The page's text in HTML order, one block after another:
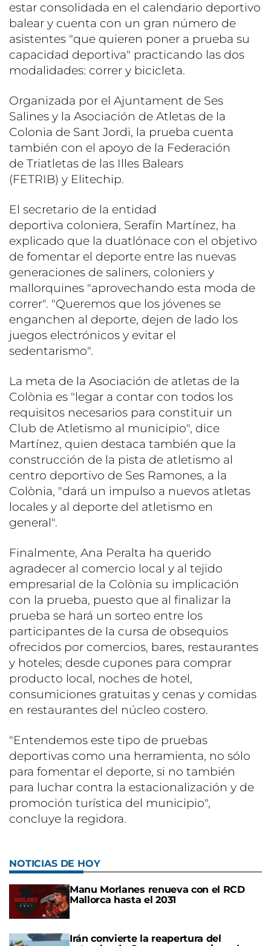
estar consolidada en el calendario deportivo
balear y cuenta con un gran número de
asistentes "que quieren poner a prueba su
capacidad deportiva" practicando las dos
modalidades: correr y bicicleta.
Organizada por el Ajuntament de Ses
Salines y la Asociación de Atletas de la
Colonia de Sant Jordi, la prueba cuenta
también con el apoyo de la Federación
de Triatletas de las Illes Balears
(FETRIB) y Elitechip.
El secretario de la entidad
deportiva coloniera, Serafín Martínez, ha
explicado que la duatlónace con el objetivo
de fomentar el deporte entre las nuevas
generaciones de saliners, coloniers y
mallorquines "aprovechando esta moda de
correr". "Queremos que los jóvenes se
enganchen al deporte, dejen de lado los
juegos electrónicos y evitar el
sedentarismo".
La meta de la Asociación de atletas de la
Colònia es "legar a contar con todos los
requisitos necesarios para constituir un
Club de Atletismo al municipio", dice
Martínez, quien destaca también que la
construcción de la pista de atletismo al
centro deportivo de Ses Ramones, a la
Colònia, "dará un impulso a nuevos atletas
locales y al deporte del atletismo en
general".
Finalmente, Ana Peralta ha querido
agradecer al comercio local y al tejido
empresarial de la Colònia su implicación
con la prueba, puesto que al finalizar la
prueba se hará un sorteo entre los
participantes de la cursa de obsequios
ofrecidos por comercios, bares, restaurantes
y hoteles; desde cupones para comprar
producto local, noches de hotel,
consumiciones gratuitas y cenas y comidas
en restaurantes del núcleo costero.
"Entendemos este tipo de pruebas
deportivas como una herramienta, no sólo
para fomentar el deporte, si no también
para luchar contra la estacionalización y de
promoción turística del municipio",
concluye la regidora.
NOTICIAS DE HOY
Manu Morlanes renueva con el RCD
Mallorca hasta el 2031
Irán convierte la reapertura del